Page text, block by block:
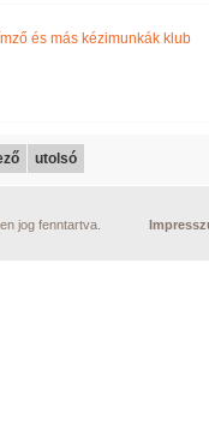
és más kézimunkák klub
utolsó
jog fenntartva.